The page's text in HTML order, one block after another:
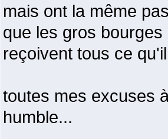
mais ont la même
que les gros
reçoivent tous ce
toutes mes excuses
humble...